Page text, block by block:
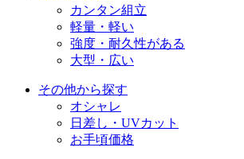
カンタン組立
軽量・軽い
強度・耐久性がある
大型・広い
その他から探す
オシャレ
日差し・UVカット
お手頃価格